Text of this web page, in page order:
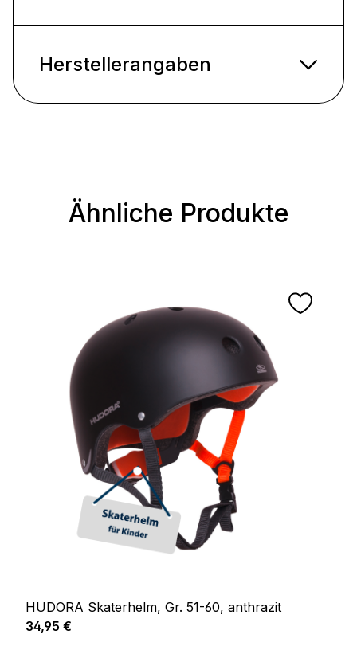
Herstellerangaben
Produktgalerie überspringen
Ähnliche Produkte
HUDORA Skaterhelm, Gr. 51-60, anthrazit
Regulärer Preis:
34,95 €